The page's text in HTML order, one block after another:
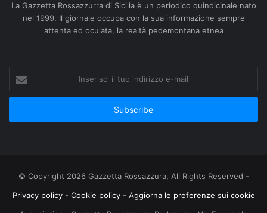
La Gazzetta Rossazzurra di Sicilia è un periodico quindicinale nato
nel 1999. Il giornale occupa con la sua informazione sempre
attenta ed oculata, la realtà pedemontana etnea
tuo
e-
© Copyright 2026 Gazzetta Rossazzura, All Rights Reserved -
Privacy policy- Cookie policy- Aggiorna le preferenze sui cookie